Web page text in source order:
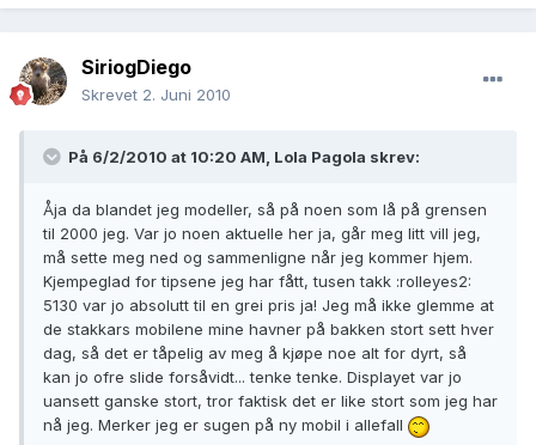
SiriogDiego
Skrevet 2. Juni 2010
På 6/2/2010 at 10:20 AM, Lola Pagola skrev:
Åja da blandet jeg modeller, så på noen som lå på grensen
til 2000 jeg. Var jo noen aktuelle her ja, går meg litt vill jeg,
må sette meg ned og sammenligne når jeg kommer hjem.
Kjempeglad for tipsene jeg har fått, tusen takk :rolleyes2:
5130 var jo absolutt til en grei pris ja! Jeg må ikke glemme at
de stakkars mobilene mine havner på bakken stort sett hver
dag, så det er tåpelig av meg å kjøpe noe alt for dyrt, så
kan jo ofre slide forsåvidt... tenke tenke. Displayet var jo
uansett ganske stort, tror faktisk det er like stort som jeg har
nå jeg. Merker jeg er sugen på ny mobil i allefall